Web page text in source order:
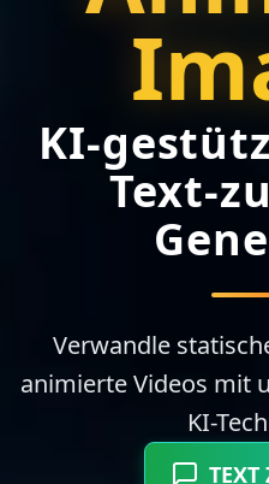
KI-
Text-
Verwandle
animierte Videos mit
KI-
TEXT